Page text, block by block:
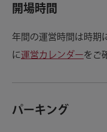
開場時間
年間の運営時間は時期
に運営カレンダーをご
パーキング